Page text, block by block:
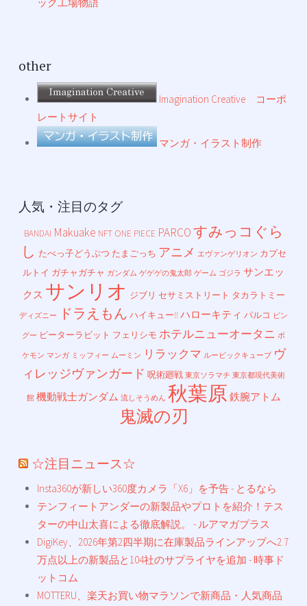
other
Imagination Creative コーポ
レートサイト
マンガ・イラスト制作
人気・注目のタグ
BANDAI Makuake NFT ONE PIECE PARCOすみっコぐら
し たべっ子どうぶつ たまごっち アニメ エヴァンゲリオン カプセ
ルトイ ガチャガチャ ガンダム ゲゲゲの鬼太郎 ゲーム ゴジラ サンエッ
クス サンリオ ジブリ セサミストリート タカラトミー
ディズニー ドラえもん ハイキュー!!ハローキティ パルコ ピン
グー ピーターラビット フェリシモ ホテルニューオータニ ポ
ケモン マンガ ミッフィー ムーミン リラックマ ルービックキューブ ヴ
ィレッジヴァンガード 呪術廻戦 東京ソラマチ 東京都現代美術
館 機動戦士ガンダム 流しそうめん 秋葉原 鉄腕アトム
鬼滅の刃
☆注目ニュース☆
Insta360が新しい360度カメラ「X6」を予告 - とるなら
テンフィートアンダーの新製品やプロトを紹介！テス
ターの中山太喜による徹底解説。 - ルアマガプラス
DigiKey、2026年第2四半期に在庫製品ラインアップへ2.7
万点以上の新製品と104社のサプライヤを追加 - 時事ド
ットコム
MOTTERU、楽天お買い物マラソンで新商品・人気商品